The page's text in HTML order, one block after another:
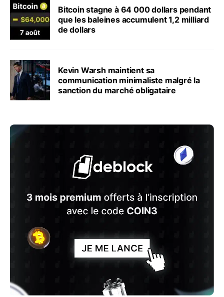
Bitcoin stagne à 64 000 dollars pendant
que les baleines accumulent 1,2 milliard
de dollars
Kevin Warsh maintient sa
communication minimaliste malgré la
sanction du marché obligataire